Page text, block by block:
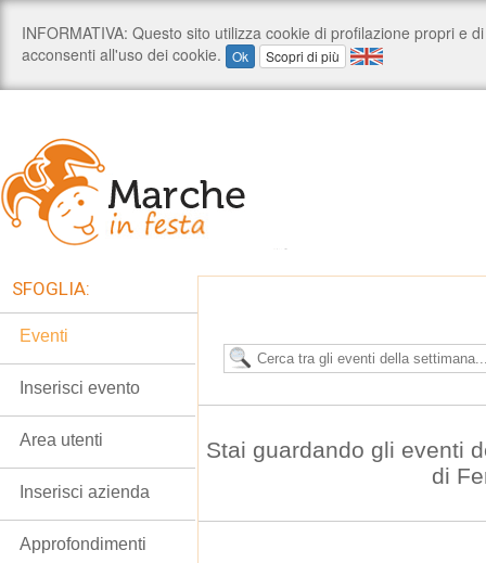
Stai guardando gli eventi
di
SFOGLIA:
Eventi
Inserisci evento
Area utenti
Inserisci azienda
Approfondimenti